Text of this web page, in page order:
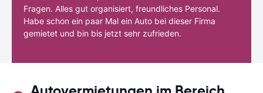
Fragen. Alles gut organisiert, freundliches Personal.
Habe schon ein paar Mal ein Auto bei dieser Firma
gemietet und bin bis jetzt sehr zufrieden.